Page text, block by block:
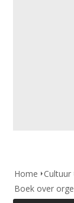
Home
Cultuur
Boek over